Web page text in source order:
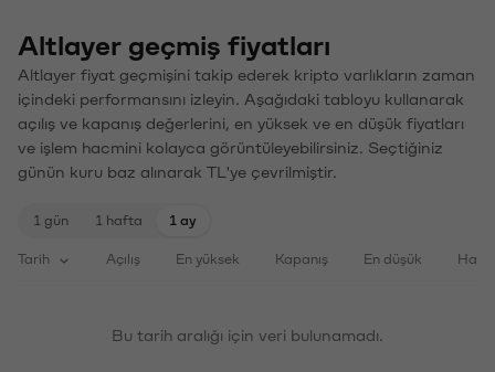
Altlayer geçmiş fiyatları
Altlayer fiyat geçmişini takip ederek kripto varlıkların zaman
içindeki performansını izleyin. Aşağıdaki tabloyu kullanarak
açılış ve kapanış değerlerini, en yüksek ve en düşük fiyatları
ve işlem hacmini kolayca görüntüleyebilirsiniz. Seçtiğiniz
günün kuru baz alınarak TL'ye çevrilmiştir.
1 gün 1 hafta 1 ay
Tarih Açılış En yüksek Kapanış En düşük
Bu tarih aralığı için veri bulunamadı.